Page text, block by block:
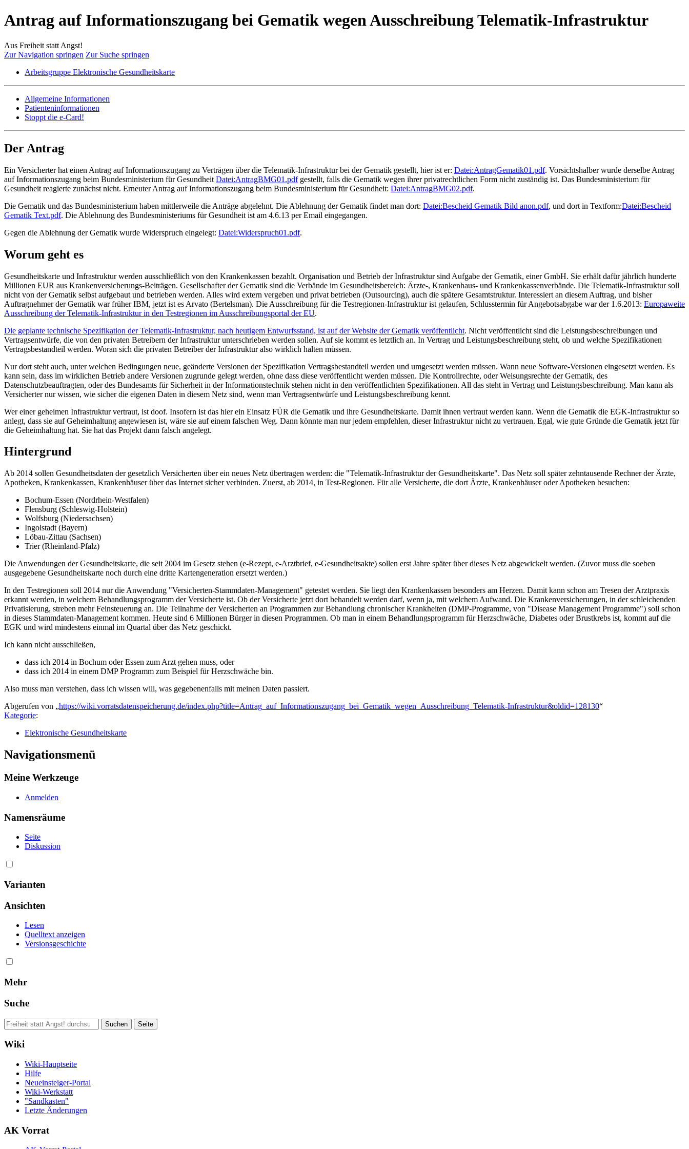
Antrag auf Informationszugang bei Gematik wegen Ausschreibung Telematik-Infrastruktur
Aus Freiheit statt Angst!
Zur Navigation springen Zur Suche springen
Arbeitsgruppe Elektronische Gesundheitskarte
Allgemeine Informationen
Patienteninformationen
Stoppt die e-Card!
Der Antrag
Ein Versicherter hat einen Antrag auf Informationszugang zu Verträgen über die Telematik-Infrastruktur bei der Gematik gestellt, hier ist er: Datei:AntragGematik01.pdf. Vorsichtshalber wurde derselbe Antrag
auf Informationszugang beim Bundesministerium für Gesundheit Datei:AntragBMG01.pdfgestellt, falls die Gematik wegen ihrer privatrechtlichen Form nicht zuständig ist. Das Bundesministerium für
Gesundheit reagierte zunächst nicht. Erneuter Antrag auf Informationszugang beim Bundesministerium für Gesundheit: Datei:AntragBMG02.pdf.
Die Gematik und das Bundesministerium haben mittlerweile die Anträge abgelehnt. Die Ablehnung der Gematik findet man dort: Datei:Bescheid Gematik Bild anon.pdf, und dort in Textform:Datei:Bescheid
Gematik Text.pdf. Die Ablehnung des Bundesministeriums für Gesundheit ist am 4.6.13 per Email eingegangen.
Gegen die Ablehnung der Gematik wurde Widerspruch eingelegt: Datei:Widerspruch01.pdf.
Worum geht es
Gesundheitskarte und Infrastruktur werden ausschließlich von den Krankenkassen bezahlt. Organisation und Betrieb der Infrastruktur sind Aufgabe der Gematik, einer GmbH. Sie erhält dafür jährlich hunderte
Millionen EUR aus Krankenversicherungs-Beiträgen. Gesellschafter der Gematik sind die Verbände im Gesundheitsbereich: Ärzte-, Krankenhaus- und Krankenkassenverbände. Die Telematik-Infrastruktur soll
nicht von der Gematik selbst aufgebaut und betrieben werden. Alles wird extern vergeben und privat betrieben (Outsourcing), auch die spätere Gesamtstruktur. Interessiert an diesem Auftrag, und bisher
Auftragnehmer der Gematik war früher IBM, jetzt ist es Arvato (Bertelsman). Die Ausschreibung für die Testregionen-Infrastruktur ist gelaufen, Schlusstermin für Angebotsabgabe war der 1.6.2013: Europaweite
Ausschreibung der Telematik-Infrastruktur in den Testregionen im Ausschreibungsportal der EU.
Die geplante technische Spezifikation der Telematik-Infrastruktur, nach heutigem Entwurfsstand, ist auf der Website der Gematik veröffentlicht. Nicht veröffentlicht sind die Leistungsbeschreibungen und
Vertragsentwürfe, die von den privaten Betreibern der Infrastruktur unterschrieben werden sollen. Auf sie kommt es letztlich an. In Vertrag und Leistungsbeschreibung steht, ob und welche Spezifikationen
Vertragsbestandteil werden. Woran sich die privaten Betreiber der Infrastruktur also wirklich halten müssen.
Nur dort steht auch, unter welchen Bedingungen neue, geänderte Versionen der Spezifikation Vertragsbestandteil werden und umgesetzt werden müssen. Wann neue Software-Versionen eingesetzt werden. Es
kann sein, dass im wirklichen Betrieb andere Versionen zugrunde gelegt werden, ohne dass diese veröffentlicht werden müssen. Die Kontrollrechte, oder Weisungsrechte der Gematik, des
Datenschutzbeauftragten, oder des Bundesamts für Sicherheit in der Informationstechnik stehen nicht in den veröffentlichten Spezifikationen. All das steht in Vertrag und Leistungsbeschreibung. Man kann als
Versicherter nur wissen, wie sicher die eigenen Daten in diesem Netz sind, wenn man Vertragsentwürfe und Leistungsbeschreibung kennt.
Wer einer geheimen Infrastruktur vertraut, ist doof. Insofern ist das hier ein Einsatz FÜR die Gematik und ihre Gesundheitskarte. Damit ihnen vertraut werden kann. Wenn die Gematik die EGK-Infrastruktur so
anlegt, dass sie auf Geheimhaltung angewiesen ist, wäre sie auf einem falschen Weg. Dann könnte man nur jedem empfehlen, dieser Infrastruktur nicht zu vertrauen. Egal, wie gute Gründe die Gematik jetzt für
die Geheimhaltung hat. Sie hat das Projekt dann falsch angelegt.
Hintergrund
Ab 2014 sollen Gesundheitsdaten der gesetzlich Versicherten über ein neues Netz übertragen werden: die "Telematik-Infrastruktur der Gesundheitskarte". Das Netz soll später zehntausende Rechner der Ärzte,
Apotheken, Krankenkassen, Krankenhäuser über das Internet sicher verbinden. Zuerst, ab 2014, in Test-Regionen. Für alle Versicherte, die dort Ärzte, Krankenhäuser oder Apotheken besuchen:
Bochum-Essen (Nordrhein-Westfalen)
Flensburg (Schleswig-Holstein)
Wolfsburg (Niedersachsen)
Ingolstadt (Bayern)
Löbau-Zittau (Sachsen)
Trier (Rheinland-Pfalz)
Die Anwendungen der Gesundheitskarte, die seit 2004 im Gesetz stehen (e-Rezept, e-Arztbrief, e-Gesundheitsakte) sollen erst Jahre später über dieses Netz abgewickelt werden. (Zuvor muss die soeben
ausgegebene Gesundheitskarte noch durch eine dritte Kartengeneration ersetzt werden.)
In den Testregionen soll 2014 nur die Anwendung "Versicherten-Stammdaten-Management" getestet werden. Sie liegt den Krankenkassen besonders am Herzen. Damit kann schon am Tresen der Arztpraxis
erkannt werden, in welchem Behandlungsprogramm der Versicherte ist. Ob der Versicherte jetzt dort behandelt werden darf, wenn ja, mit welchem Aufwand. Die Krankenversicherungen, in der schleichenden
Privatisierung, streben mehr Feinsteuerung an. Die Teilnahme der Versicherten an Programmen zur Behandlung chronischer Krankheiten (DMP-Programme, von "Disease Management Programme") soll schon
in dieses Stammdaten-Management kommen. Heute sind 6 Millionen Bürger in diesen Programmen. Ob man in einem Behandlungsprogramm für Herzschwäche, Diabetes oder Brustkrebs ist, kommt auf die
EGK und wird mindestens einmal im Quartal über das Netz geschickt.
Ich kann nicht ausschließen,
dass ich 2014 in Bochum oder Essen zum Arzt gehen muss, oder
dass ich 2014 in einem DMP Programm zum Beispiel für Herzschwäche bin.
Also muss man verstehen, dass ich wissen will, was gegebenenfalls mit meinen Daten passiert.
Abgerufen von „https://wiki.vorratsdatenspeicherung.de/index.php?title=Antrag_auf_Informationszugang_bei_Gematik_wegen_Ausschreibung_Telematik-Infrastruktur&oldid=128130“
Kategorie:
Elektronische Gesundheitskarte
Navigationsmenü
Meine Werkzeuge
Anmelden
Namensräume
Seite
Diskussion
Varianten
Ansichten
Lesen
Quelltext anzeigen
Versionsgeschichte
Mehr
Suche
Wiki
Wiki-Hauptseite
Hilfe
Neueinsteiger-Portal
Wiki-Werkstatt
"Sandkasten"
Letzte Änderungen
AK Vorrat